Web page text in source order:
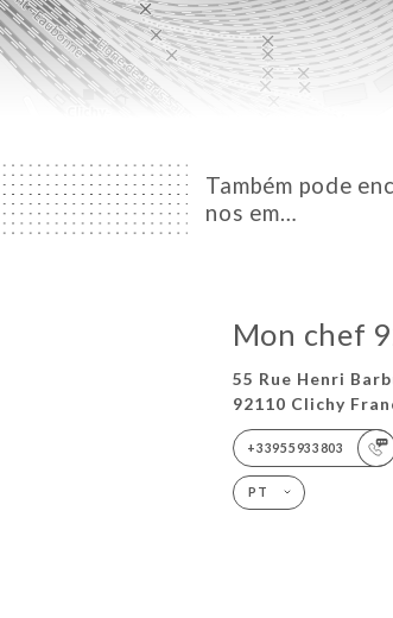
Também pode
nos em…
Mon chef
55 Rue Henri
92110 Clichy
+33955933803
PT